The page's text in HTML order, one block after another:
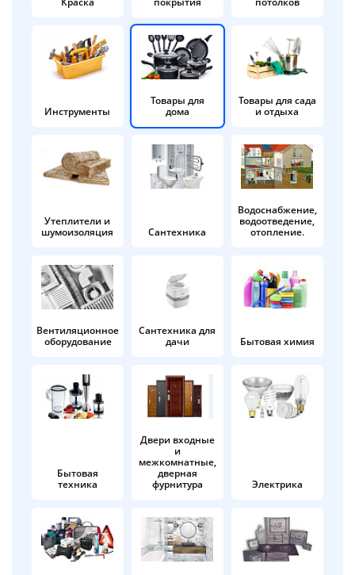
Инструменты
Товары для
дома
Товары для сада
и отдыха
Утеплители и
шумоизоляция
Сантехника
Водоснабжение,
водоотведение,
отопление.
Вентиляционное
оборудование
Сантехника для
дачи
Бытовая химия
Бытовая
техника
Двери входные
и
межкомнатные,
дверная
фурнитура
Электрика
Добавляйте товары
в корзину
Оплачивайте сегодня только
25% картой любого банка
Получайте товар
выбранный способом
Оставшиеся
% будут
по25%каждые 2 недели
Подробнее
об оплате Плайтом
раз в 2
недели
Остались вопросы?
8 800 302-02-51
plait.ru